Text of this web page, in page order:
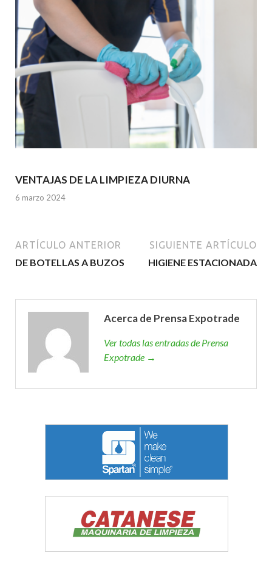
VENTAJAS DE LA LIMPIEZA DIURNA
6 marzo 2024
ARTÍCULO ANTERIOR
DE BOTELLAS A BUZOS
SIGUIENTE ARTÍCULO
HIGIENE ESTACIONADA
Acerca de Prensa Expotrade
Ver todas las entradas de Prensa
Expotrade →